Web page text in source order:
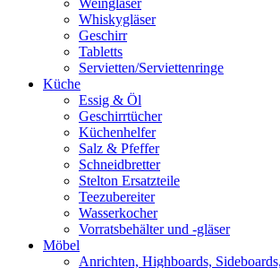
Weingläser
Whiskygläser
Geschirr
Tabletts
Servietten/Serviettenringe
Küche
Essig & Öl
Geschirrtücher
Küchenhelfer
Salz & Pfeffer
Schneidbretter
Stelton Ersatzteile
Teezubereiter
Wasserkocher
Vorratsbehälter und -gläser
Möbel
Anrichten, Highboards,